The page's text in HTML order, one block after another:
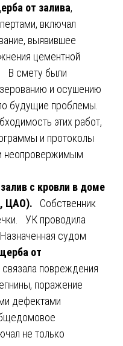
от залива,
включал
выявившее
цементной
В смету были
и осушению
будущие проблемы.
этих работ,
и протоколы
неопровержимым
с кровли в доме
ЦАО).
Собственник
УК проводила
судом
от
повреждения
поражение
дефектами
не только